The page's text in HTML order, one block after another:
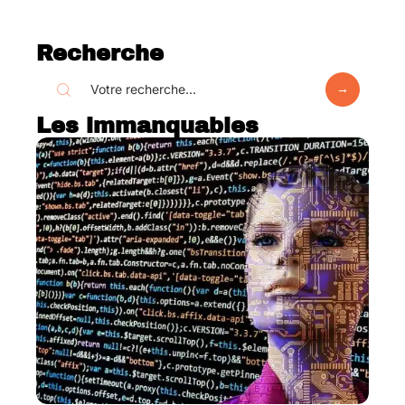
Recherche
Les immanquables